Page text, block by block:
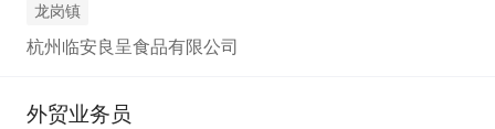
龙岗镇
杭州临安良呈食品有限公司
外贸业务员